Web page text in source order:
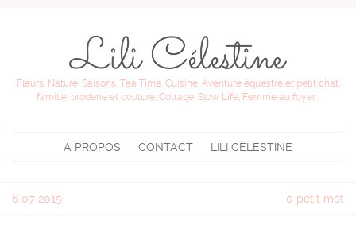
Fleurs, Nature, Saisons, Tea Time, Cuisine, Aventure équestre et petit chat,
famille, broderie et couture, Cottage, Slow Life, Femme au foyer...
A PROPOS CONTACT LILI CÉLESTINE
6 07 2015 0 petit mot